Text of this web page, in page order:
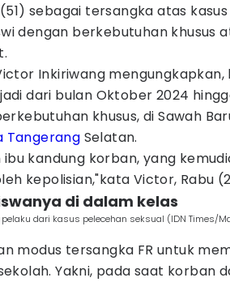
sebagai tersangka atas kasus
dengan berkebutuhan khusus
Inkiriwang mengungkapkan,
dari bulan Oktober 2024
khusus, di Sawah
Tangerang Selatan.
kandung korban, yang
kepolisian,"kata Victor, Rabu
di dalam kelas
dari kasus pelecehan seksual (IDN Times/
modus tersangka FR untuk
Yakni, pada saat korban